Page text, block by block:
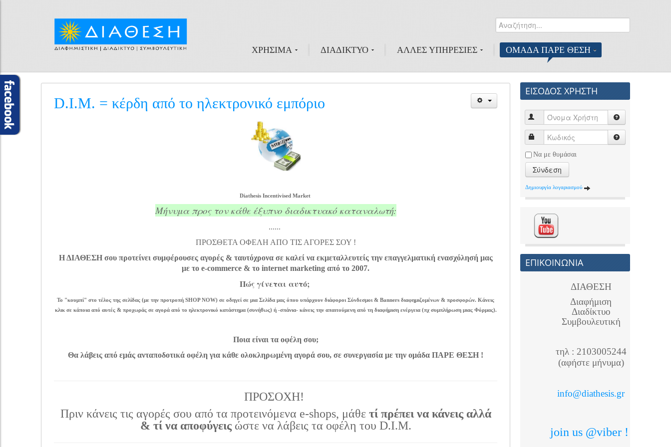
ΧΡΗΣΙΜΑ ΔΙΑΔΙΚΤΥΟ ΑΛΛΕΣ ΥΠΗΡΕΣΙΕΣ ΟΜΑΔΑ ΠΑΡΕ ΘΕΣΗ
D.I.M. = κέρδη από το ηλεκτρονικό εμπόριο
Diathesis Incentivised Market
Μήνυμα προς τον κάθε έξυπνο διαδικτυακό καταναλωτή:
......
ΠΡΟΣΘΕΤΑ ΟΦΕΛΗ ΑΠΟ ΤΙΣ ΑΓΟΡΕΣ ΣΟΥ !
Η ΔΙΑΘΕΣΗ σου προτείνει συμφέρουσες αγορές & ταυτόχρονα σε καλεί να εκμεταλλευτείς την επαγγελματική ενασχόλησή μας
με το e-commerce & το internet marketing από το 2007.
Πώς γίνεται αυτό;
Το "κουμπί" στο τέλος της σελίδας (με την προτροπή SHOP NOW) σε οδηγεί σε μια Σελίδα μας όπου υπάρχουν διάφοροι Σύνδεσμοι & Banners διαφημιζομένων & προσφορών. Κάνεις
κλικ σε κάποια από αυτές & προχωράς σε αγορά από το ηλεκτρονικό κατάστημα (συνήθως) ή -σπάνια- κάνεις την απαιτούμενη από τη διαφήμιση ενέργεια (πχ συμπλήρωση μιας Φόρμας).
Ποια είναι τα οφέλη σου;
Θα λάβεις από εμάς ανταποδοτικά οφέλη για κάθε ολοκληρωμένη αγορά σου, σε συνεργασία με την ομάδα ΠΑΡΕ ΘΕΣΗ !
ΠΡΟΣΟΧΗ!
Πριν κάνεις τις αγορές σου από τα προτεινόμενα e-shops, μάθε τί πρέπει να κάνεις αλλά
& τί να αποφύγειςώστε να λάβεις τα οφέλη του D.I.M.
ΕΙΣΟΔΟΣ ΧΡΗΣΤΗ
Να με θυμάσαι
Σύνδεση
Δημιουργία λογαριασμού
ΕΠΙΚΟΙΝΩΝΙΑ
ΔΙΑΘΕΣΗ
Διαφήμιση
Διαδίκτυο
Συμβουλευτική
τηλ : 2103005244
(αφήστε μήνυμα)
info@diathesis.gr
join us @viber !